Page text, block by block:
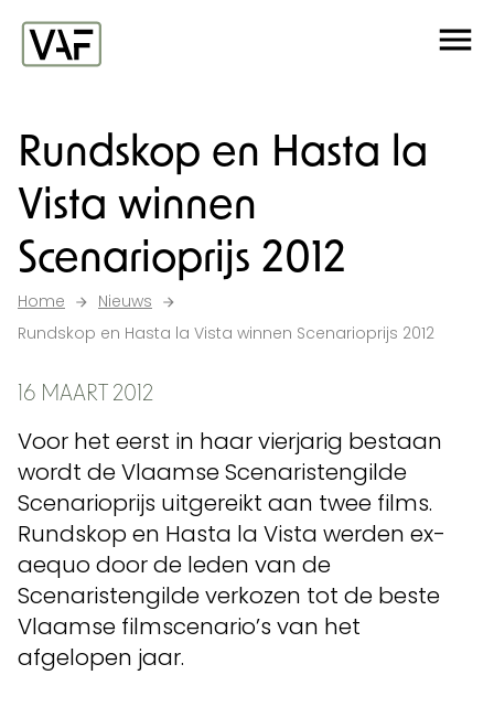
Ga verder naar de inhoud
Rundskop en Hasta la
Vista winnen
Scenarioprijs 2012
Home
Nieuws
Rundskop en Hasta la Vista winnen Scenarioprijs 2012
16 MAART 2012
Voor het eerst in haar vierjarig bestaan
wordt de Vlaamse Scenaristengilde
Scenarioprijs uitgereikt aan twee films.
Rundskop en Hasta la Vista werden ex-
aequo door de leden van de
Scenaristengilde verkozen tot de beste
Vlaamse filmscenario’s van het
afgelopen jaar.